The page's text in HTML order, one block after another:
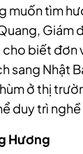
muốn tìm
Giám
cho biết đơn
sang Nhật
ở thị
duy trì
Hương